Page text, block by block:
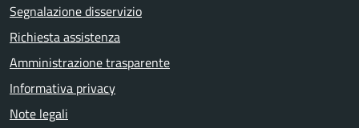
Segnalazione disservizio
Richiesta assistenza
Amministrazione trasparente
Informativa privacy
Note legali